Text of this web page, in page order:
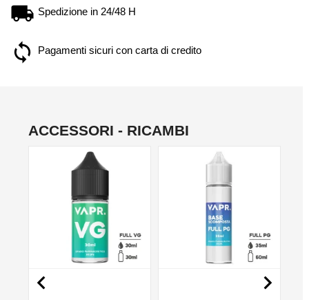
Spedizione in 24/48 H
Pagamenti sicuri con carta di credito
ACCESSORI - RICAMBI
 